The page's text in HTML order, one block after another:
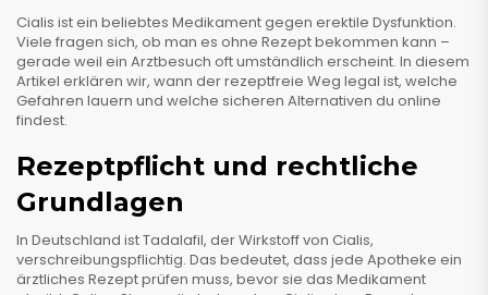
Cialis ist ein beliebtes Medikament gegen erektile Dysfunktion.
Viele fragen sich, ob man es ohne Rezept bekommen kann –
gerade weil ein Arztbesuch oft umständlich erscheint. In diesem
Artikel erklären wir, wann der rezeptfreie Weg legal ist, welche
Gefahren lauern und welche sicheren Alternativen du online
findest.
Rezeptpflicht und rechtliche
Grundlagen
In Deutschland ist Tadalafil, der Wirkstoff von Cialis,
verschreibungspflichtig. Das bedeutet, dass jede Apotheke ein
ärztliches Rezept prüfen muss, bevor sie das Medikament